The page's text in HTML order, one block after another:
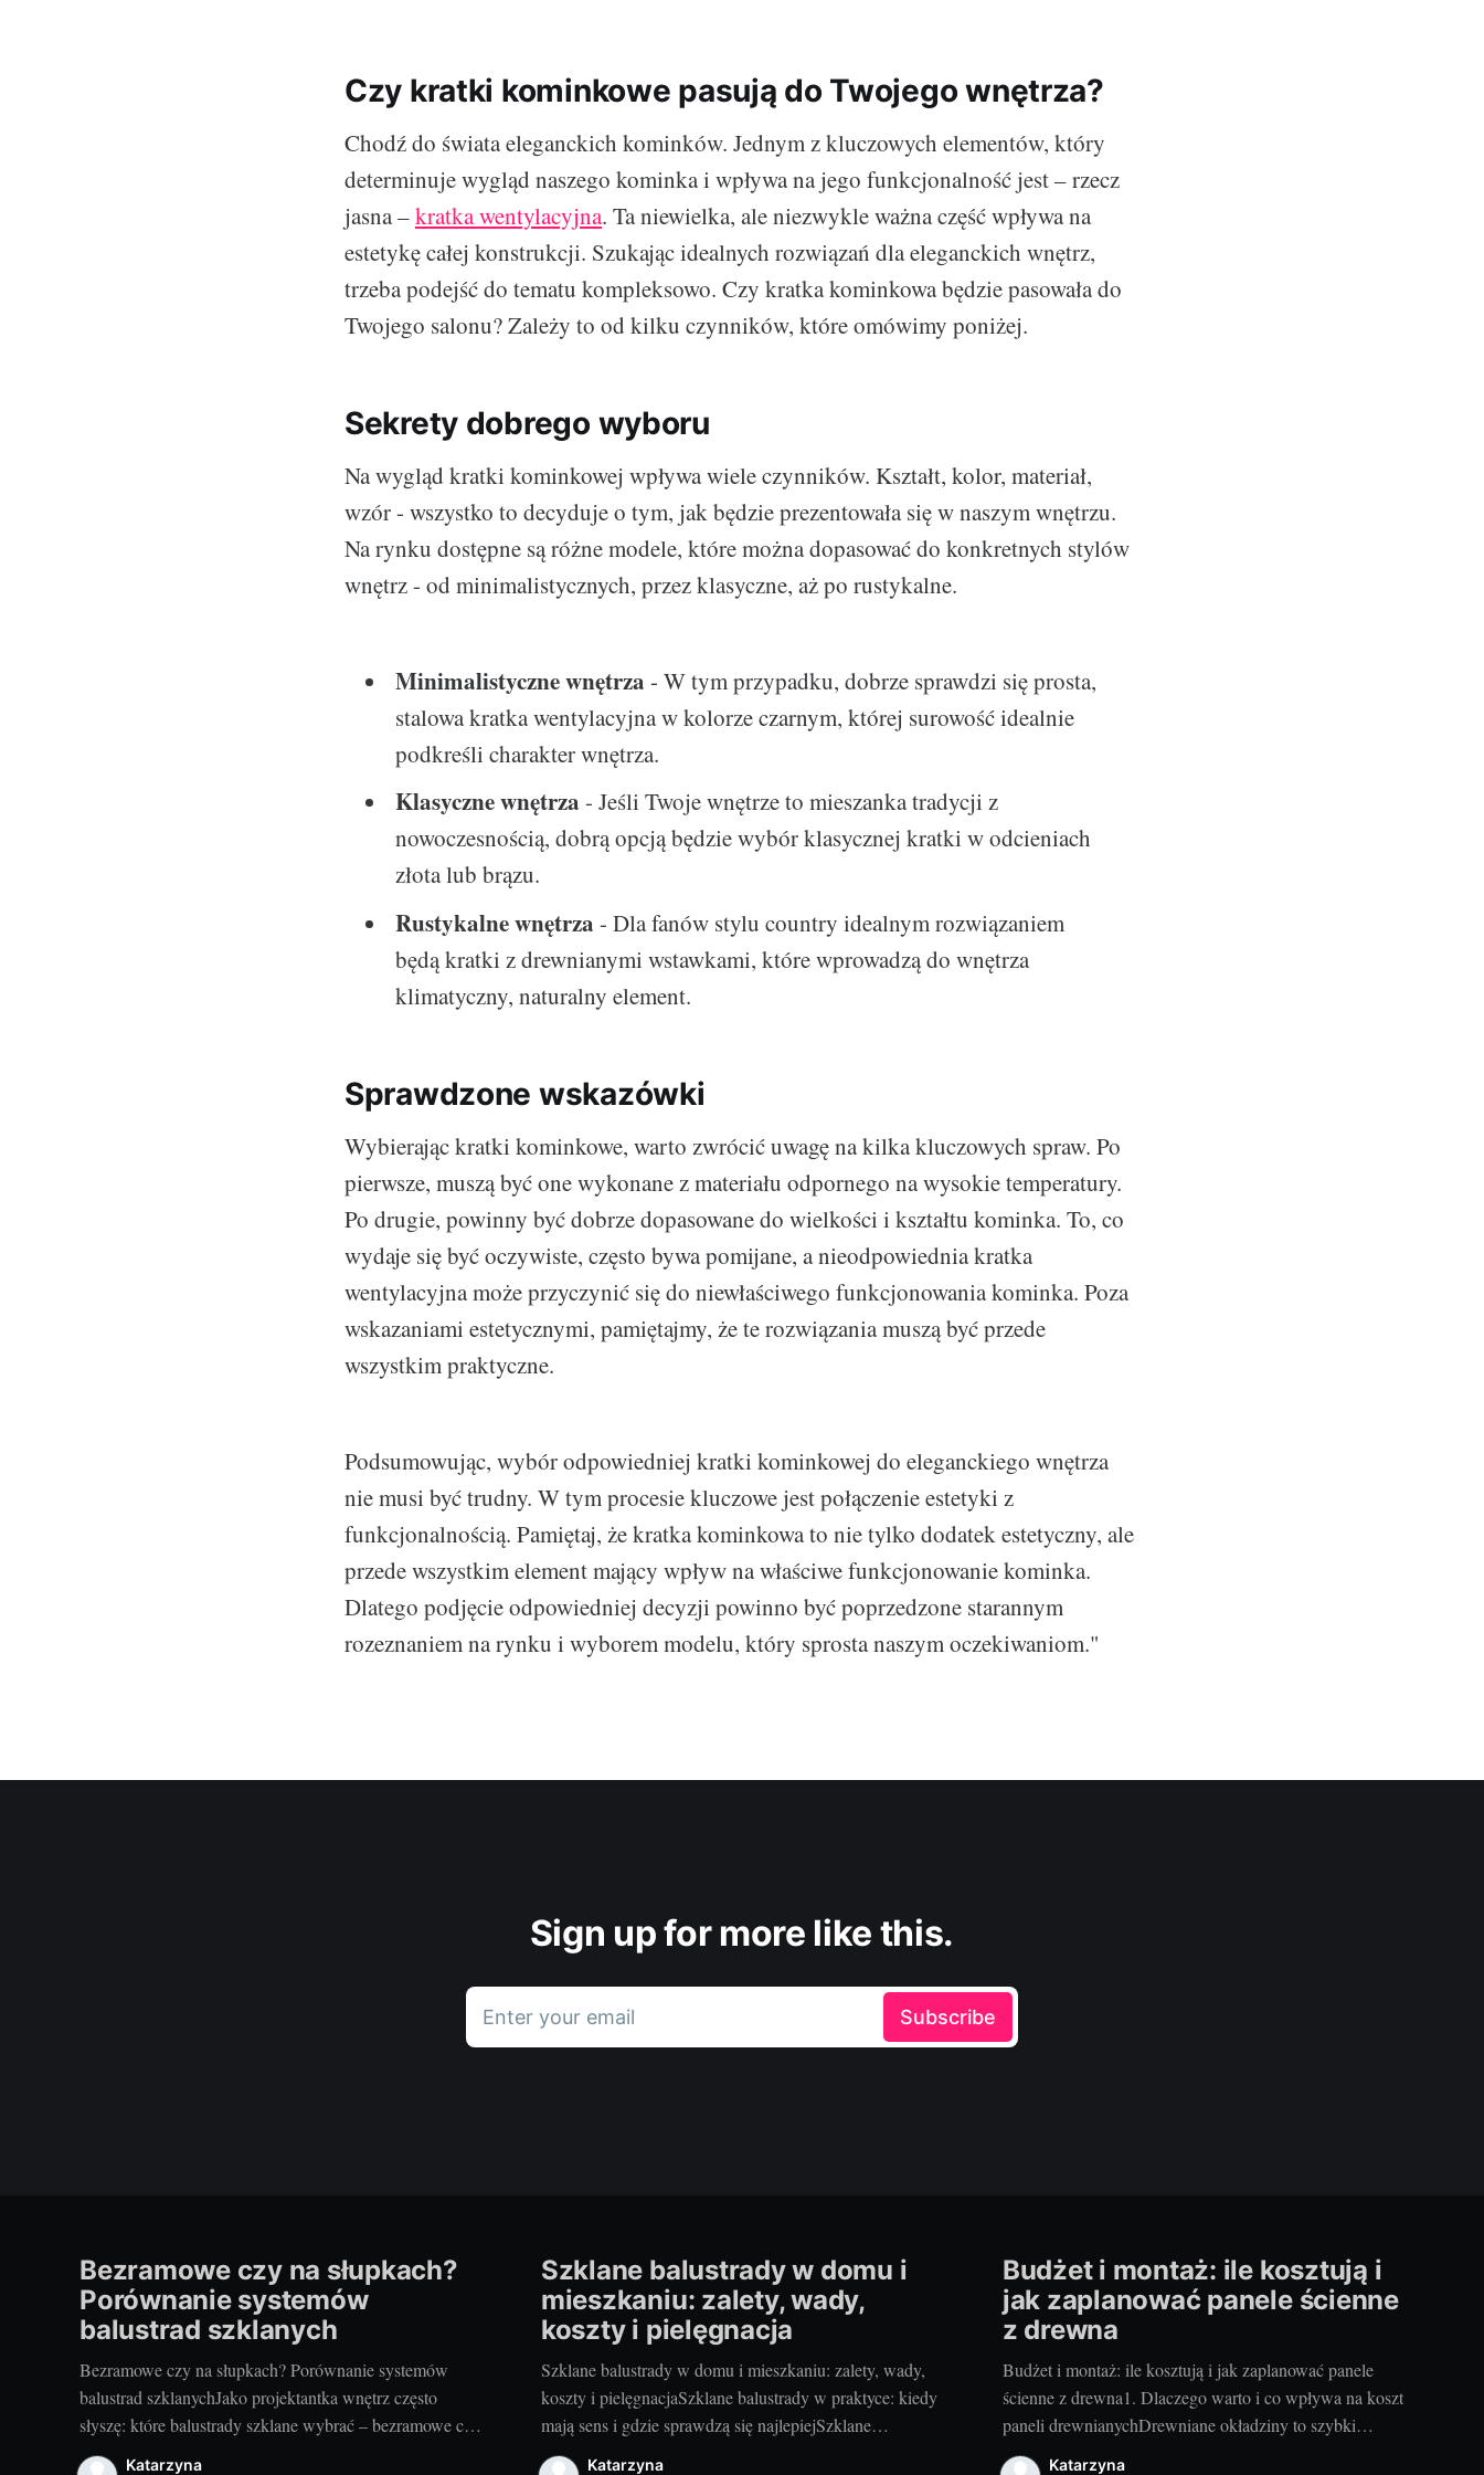
Czy kratki kominkowe pasują do Twojego wnętrza?
Chodź do świata eleganckich kominków. Jednym z kluczowych elementów, który
determinuje wygląd naszego kominka i wpływa na jego funkcjonalność jest – rzecz
jasna –kratka wentylacyjna. Ta niewielka, ale niezwykle ważna część wpływa na
estetykę całej konstrukcji. Szukając idealnych rozwiązań dla eleganckich wnętrz,
trzeba podejść do tematu kompleksowo. Czy kratka kominkowa będzie pasowała do
Twojego salonu? Zależy to od kilku czynników, które omówimy poniżej.
Sekrety dobrego wyboru
Na wygląd kratki kominkowej wpływa wiele czynników. Kształt, kolor, materiał,
wzór - wszystko to decyduje o tym, jak będzie prezentowała się w naszym wnętrzu.
Na rynku dostępne są różne modele, które można dopasować do konkretnych stylów
wnętrz - od minimalistycznych, przez klasyczne, aż po rustykalne.
Minimalistyczne wnętrza - W tym przypadku, dobrze sprawdzi się prosta,
stalowa kratka wentylacyjna w kolorze czarnym, której surowość idealnie
podkreśli charakter wnętrza.
Klasyczne wnętrza - Jeśli Twoje wnętrze to mieszanka tradycji z
nowoczesnością, dobrą opcją będzie wybór klasycznej kratki w odcieniach
złota lub brązu.
Rustykalne wnętrza - Dla fanów stylu country idealnym rozwiązaniem
będą kratki z drewnianymi wstawkami, które wprowadzą do wnętrza
klimatyczny, naturalny element.
Sprawdzone wskazówki
Wybierając kratki kominkowe, warto zwrócić uwagę na kilka kluczowych spraw. Po
pierwsze, muszą być one wykonane z materiału odpornego na wysokie temperatury.
Po drugie, powinny być dobrze dopasowane do wielkości i kształtu kominka. To, co
wydaje się być oczywiste, często bywa pomijane, a nieodpowiednia kratka
wentylacyjna może przyczynić się do niewłaściwego funkcjonowania kominka. Poza
wskazaniami estetycznymi, pamiętajmy, że te rozwiązania muszą być przede
wszystkim praktyczne.
Podsumowując, wybór odpowiedniej kratki kominkowej do eleganckiego wnętrza
nie musi być trudny. W tym procesie kluczowe jest połączenie estetyki z
funkcjonalnością. Pamiętaj, że kratka kominkowa to nie tylko dodatek estetyczny, ale
przede wszystkim element mający wpływ na właściwe funkcjonowanie kominka.
Dlatego podjęcie odpowiedniej decyzji powinno być poprzedzone starannym
rozeznaniem na rynku i wyborem modelu, który sprosta naszym oczekiwaniom."
Sign up for more like this.
Enter your email Subscribe
Bezramowe czy na słupkach?
Porównanie systemów
balustrad szklanych
Bezramowe czy na słupkach? Porównanie systemów
balustrad szklanychJako projektantka wnętrz często
słyszę: które balustrady szklane wybrać – bezramowe czy
na słupkach? Oba systemy potrafią wyglądać zjawiskowo
Katarzyna
Szklane balustrady w domu i
mieszkaniu: zalety, wady,
koszty i pielęgnacja
Szklane balustrady w domu i mieszkaniu: zalety, wady,
koszty i pielęgnacjaSzklane balustrady w praktyce: kiedy
mają sens i gdzie sprawdzą się najlepiejSzklane
balustrady to sposób na więcej światła, lekkości i
Katarzyna
Budżet i montaż: ile kosztują i
jak zaplanować panele ścienne
z drewna
Budżet i montaż: ile kosztują i jak zaplanować panele
ścienne z drewna1. Dlaczego warto i co wpływa na koszt
paneli drewnianychDrewniane okładziny to szybki
sposób na ocieplenie wnętrza, poprawę akustyki i
Katarzyna